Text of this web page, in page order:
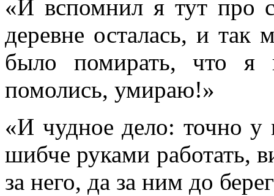
«И вспомнил я тут про
деревне осталась, и так
было помирать, что я
помолись, умираю!»
«И чудное дело: точно у
шибче руками работать,
за него, да за ним до